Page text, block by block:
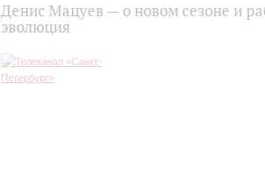
Денис Мацуев — о новом сезоне и
эволюция